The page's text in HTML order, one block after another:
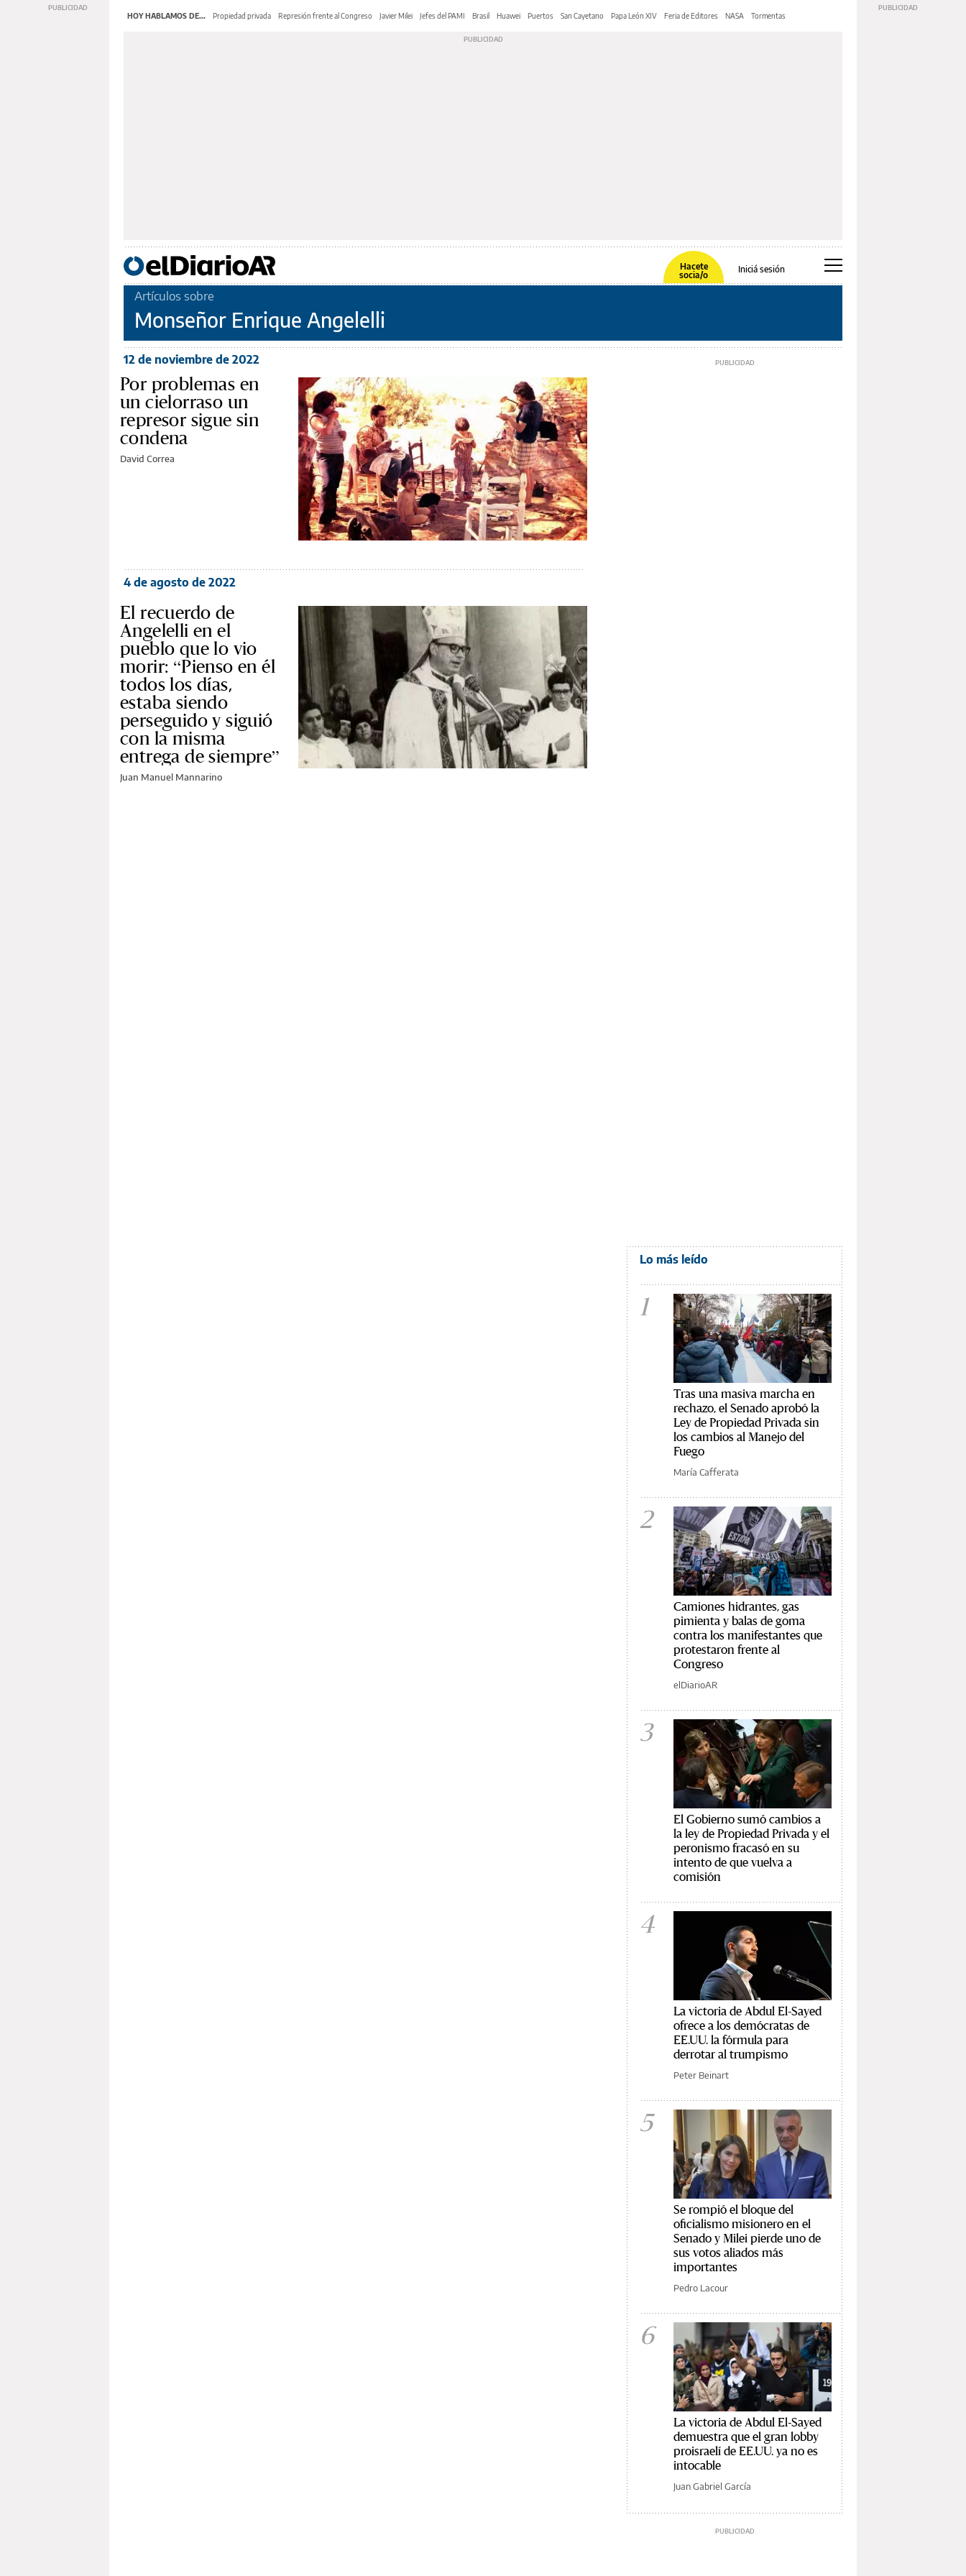
HOY HABLAMOS DE... Propiedad privada Represión frente al Congreso Javier Milei Jefes del PAMI Brasil Huawei Puertos San Cayetano Papa León XIV Feria de Editores NASA Tormentas
Hacete
socia/o
Iniciá sesión
Artículos sobre
Monseñor Enrique Angelelli
12 de noviembre de 2022
Por problemas en
un cielorraso un
represor sigue sin
condena
David Correa
4 de agosto de 2022
El recuerdo de
Angelelli en el
pueblo que lo vio
morir: “Pienso en él
todos los días,
estaba siendo
perseguido y siguió
con la misma
entrega de siempre”
Juan Manuel Mannarino
Lo más leído
1
Tras una masiva marcha en
rechazo, el Senado aprobó la
Ley de Propiedad Privada sin
los cambios al Manejo del
Fuego
María Cafferata
2
Camiones hidrantes, gas
pimienta y balas de goma
contra los manifestantes que
protestaron frente al
Congreso
elDiarioAR
3
El Gobierno sumó cambios a
la ley de Propiedad Privada y el
peronismo fracasó en su
intento de que vuelva a
comisión
4
La victoria de Abdul El-Sayed
ofrece a los demócratas de
EE.UU. la fórmula para
derrotar al trumpismo
Peter Beinart
5
Se rompió el bloque del
oficialismo misionero en el
Senado y Milei pierde uno de
sus votos aliados más
importantes
Pedro Lacour
6
La victoria de Abdul El-Sayed
demuestra que el gran lobby
proisraelí de EE.UU. ya no es
intocable
Juan Gabriel García